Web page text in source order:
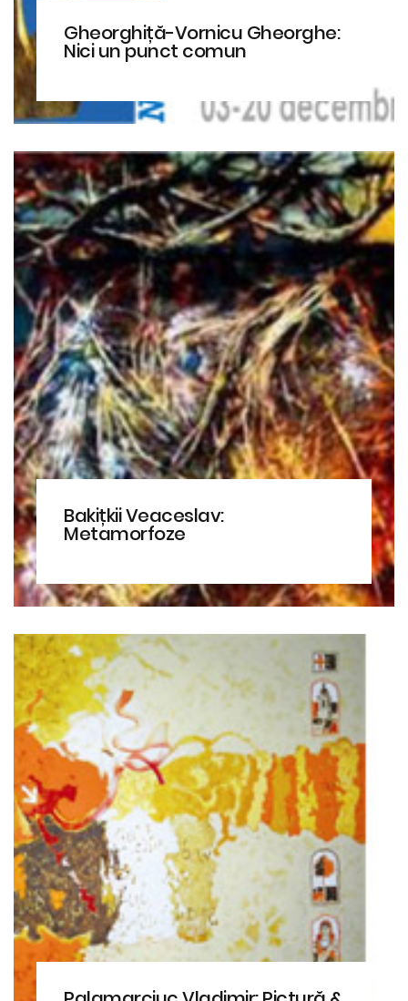
Gheorghiță-Vornicu Gheorghe:
Nici un punct comun
Bakițkii Veaceslav:
Metamorfoze